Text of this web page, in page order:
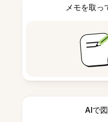
メモを取っ
AIで